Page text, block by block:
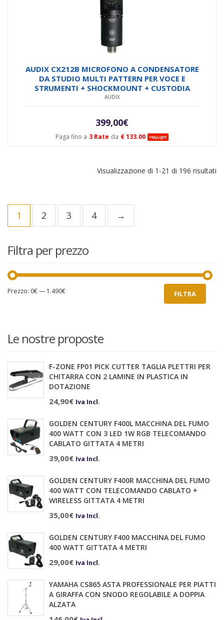
Paga fino a 3 Rate da € 133.00
AUDIX CX212B MICROFONO A CONDENSATORE
DA STUDIO MULTI PATTERN PER VOCE E
STRUMENTI + SHOCKMOUNT + CUSTODIA
AUDIX
399,00€
Visualizzazione di 1-21 di 196 risultati
1 2 3 4 →
Filtra per prezzo
Prezzo
Prezzo
FILTRA
Prezzo: 0€— 1.490€
Le nostre proposte
F-ZONE FP01 PICK CUTTER TAGLIA PLETTRI PER
CHITARRA CON 2 LAMINE IN PLASTICA IN
DOTAZIONE
24,90€ Iva Incl.
GOLDEN CENTURY F400L MACCHINA DEL FUMO
400 WATT CON 3 LED 1W RGB TELECOMANDO
CABLATO GITTATA 4 METRI
39,00€ Iva Incl.
GOLDEN CENTURY F400R MACCHINA DEL FUMO
400 WATT CON TELECOMANDO CABLATO +
WIRELESS GITTATA 4 METRI
35,00€ Iva Incl.
GOLDEN CENTURY F400 MACCHINA DEL FUMO
400 WATT GITTATA 4 METRI
29,00€ Iva Incl.
YAMAHA CS865 ASTA PROFESSIONALE PER PIATTI
A GIRAFFA CON SNODO REGOLABILE A DOPPIA
ALZATA